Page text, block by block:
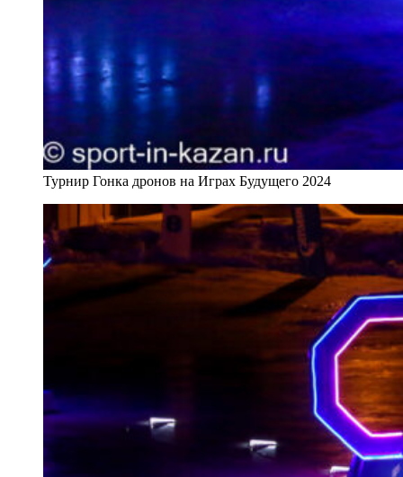
Турнир Гонка дронов на Играх Будущего 2024